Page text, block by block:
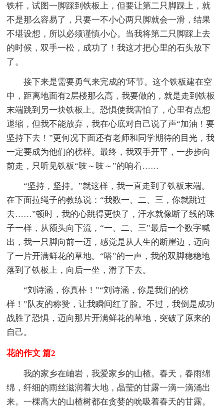
铁杆，试图一脚踩到铁板上，但要让第二只脚踩上，就
不是那么容易了，只要一不小心两只脚就会一滑，结果
不堪设想，所以必须谨慎小心。当我将第二只脚踩上去
的时候，双手一松，成功了！我这才把心里的石头放下
了。
接下来是需要勇气来完成的'环节。这个铁板建在空
中，距离地面有2层楼那么高，我要做的，就是走到铁板
末端跳到另一块铁板上。恐惧使我害怕了，心里有点想
退缩，但我不能放弃，我在心底对自己说了声“加油！要
坚持下去！”更何况下面还有老师和同学期待的目光，我
一定要成为他们的榜样。最终，我双手开平，一步步向
前走，只听见铁板“吱～吱～”的响着……
“坚持，坚持。”就这样，我一直走到了铁板末端。
在下面拉绳子的教练说：“我数一、二、三，你就跳过
去……”顿时，我的心跳得更快了，汗水就像断了线的珠
子一样，从额头向下流，“一、二、三”最后一个数字喊
出，我一只脚向前一迈，感觉是从人生的断崖边，迈向
了一片开满鲜花的草地。“嗒”的一声，我的双脚稳稳地
落到了铁板上，向后一坐，滑了下去。
“刘诗涵，你真棒！”“刘诗涵，你是我们的榜
样！”队友的称赞，让我瞬间红了脸。不过，我倒是成功
战胜了恐惧，迈向那片开满鲜花的草地，突破了原来的
自己。
花的作文 篇2
我的家乡在岫岩，我爱家乡的山楂。春天，春雨绵
绵，纤细的雨丝滋润着大地，晶莹的甘露一滴一滴涌出
来。一棵高大的山楂树都在贪婪的吮吸着春天的甘露。